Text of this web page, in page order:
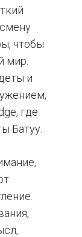
чтобы
мир.
и
где
Батуу.